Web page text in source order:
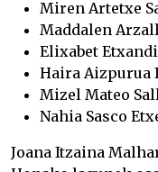
Miren Artetxe
Maddalen
Elixabet Etxandi
Haira Aizpurua
Mizel Mateo
Nahia Sasco
Joana Itzaina